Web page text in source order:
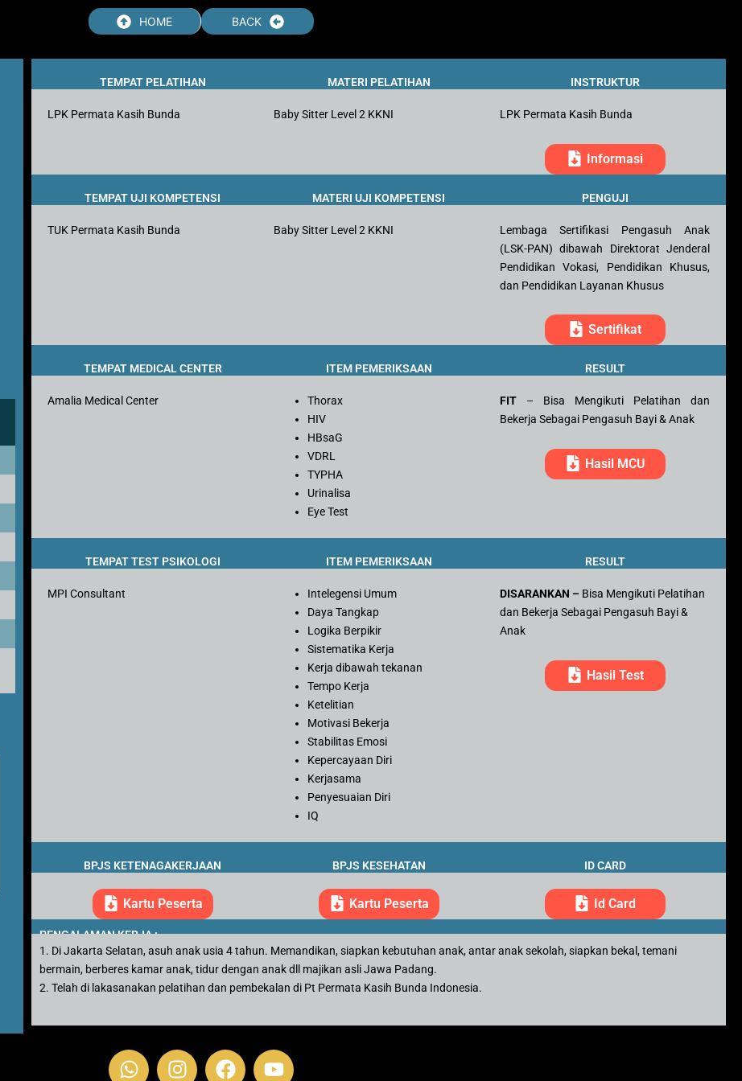
HOME BACK
TEMPAT PELATIHAN MATERI PELATIHAN INSTRUKTUR
LPK Permata Kasih Bunda Baby Sitter Level 2 KKNI LPK Permata Kasih Bunda
Informasi
TEMPAT UJI KOMPETENSI MATERI UJI KOMPETENSI PENGUJI
TUK Permata Kasih Bunda Baby Sitter Level 2 KKNI
Lembaga Sertifikasi Pengasuh Anak
(LSK-PAN) dibawah Direktorat Jenderal
Pendidikan Vokasi, Pendidikan Khusus,
dan Pendidikan Layanan Khusus
Sertifikat
TEMPAT MEDICAL CENTER ITEM PEMERIKSAAN RESULT
Amalia Medical Center
Thorax
HIV
HBsaG
VDRL
TYPHA
Urinalisa
Eye Test
FIT – Bisa Mengikuti Pelatihan dan
Bekerja Sebagai Pengasuh Bayi & Anak
Hasil MCU
TEMPAT TEST PSIKOLOGI ITEM PEMERIKSAAN RESULT
MPI Consultant
Intelegensi Umum
Daya Tangkap
Logika Berpikir
Sistematika Kerja
Kerja dibawah tekanan
Tempo Kerja
Ketelitian
Motivasi Bekerja
Stabilitas Emosi
Kepercayaan Diri
Kerjasama
Penyesuaian Diri
IQ
DISARANKAN – Bisa Mengikuti Pelatihan
dan Bekerja Sebagai Pengasuh Bayi &
Anak
Hasil Test
BPJS KETENAGAKERJAAN BPJS KESEHATAN ID CARD
Kartu Peserta Kartu Peserta Id Card
PENGALAMAN KERJA :
1. Di Jakarta Selatan, asuh anak usia 4 tahun. Memandikan, siapkan kebutuhan anak, antar anak sekolah, siapkan bekal, temani
bermain, berberes kamar anak, tidur dengan anak dll majikan asli Jawa Padang.
2. Telah di lakasanakan pelatihan dan pembekalan di Pt Permata Kasih Bunda Indonesia.
W
I
F
Y